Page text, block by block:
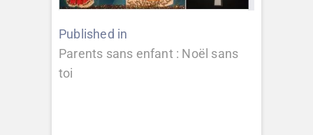
Navigation
de
l’article
Published in
Parents sans enfant : Noël sans
toi